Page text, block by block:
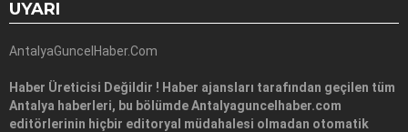
UYARI
AntalyaGuncelHaber.Com
Haber Üreticisi Değildir ! Haber ajansları tarafından geçilen tüm
Antalya haberleri, bu bölümde Antalyaguncelhaber.com
editörlerinin hiçbir editoryal müdahalesi olmadan otomatik